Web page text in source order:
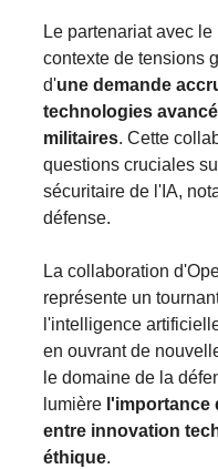
Le partenariat avec
contexte de tensions
d'une demande
technologies
militaires. Cette
questions cruciales
sécuritaire de l'IA,
défense​.
La collaboration
représente un
l'intelligence
en ouvrant de
le domaine de la
lumière l'importance
entre innovation
éthique.